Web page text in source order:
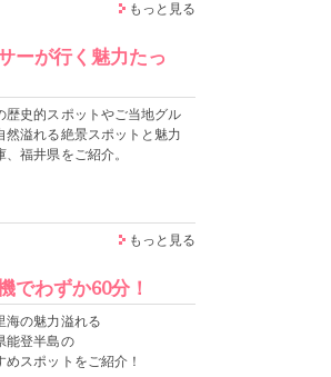
もっと見る
ーが行く魅力たっ
歴史的スポットやご当地グル
然溢れる絶景スポットと魅力
、福井県をご紹介。
もっと見る
でわずか60分！
海の魅力溢れる
能登半島の
めスポットをご紹介！